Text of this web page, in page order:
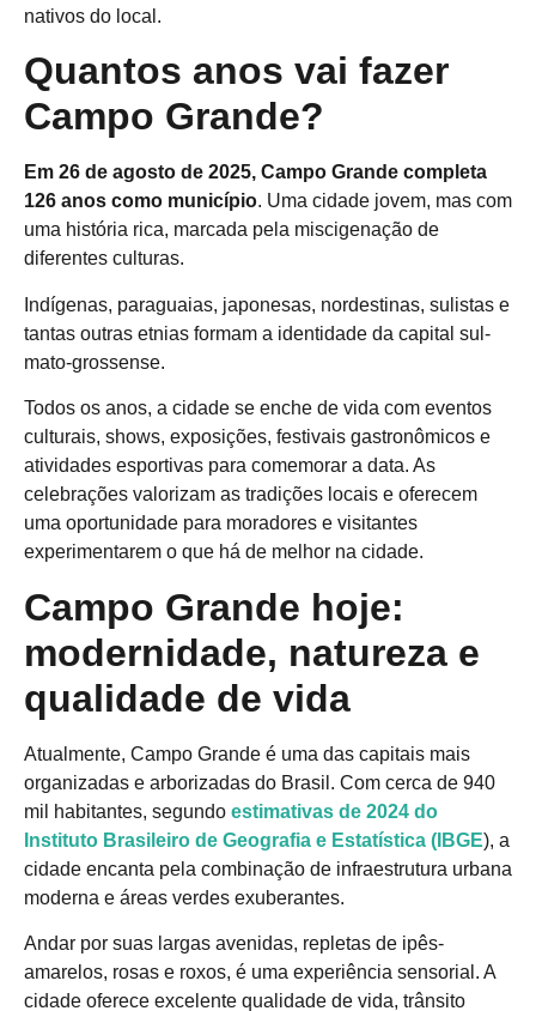
nativos do local.
Quantos anos vai fazer
Campo Grande?
Em 26 de agosto de 2025, Campo Grande completa
126 anos como município. Uma cidade jovem, mas com
uma história rica, marcada pela miscigenação de
diferentes culturas.
Indígenas, paraguaias, japonesas, nordestinas, sulistas e
tantas outras etnias formam a identidade da capital sul-
mato-grossense.
Todos os anos, a cidade se enche de vida com eventos
culturais, shows, exposições, festivais gastronômicos e
atividades esportivas para comemorar a data. As
celebrações valorizam as tradições locais e oferecem
uma oportunidade para moradores e visitantes
experimentarem o que há de melhor na cidade.
Campo Grande hoje:
modernidade, natureza e
qualidade de vida
Atualmente, Campo Grande é uma das capitais mais
organizadas e arborizadas do Brasil. Com cerca de 940
mil habitantes, segundo estimativas de 2024 do
Instituto Brasileiro de Geografia e Estatística (IBGE), a
cidade encanta pela combinação de infraestrutura urbana
moderna e áreas verdes exuberantes.
Andar por suas largas avenidas, repletas de ipês-
amarelos, rosas e roxos, é uma experiência sensorial. A
cidade oferece excelente qualidade de vida, trânsito